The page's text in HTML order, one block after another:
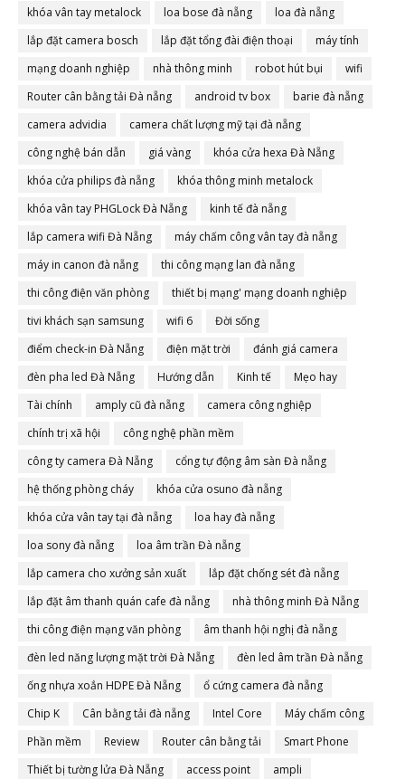
khóa vân tay metalock
loa bose đà nẵng
loa đà nẵng
lắp đặt camera bosch
lắp đặt tổng đài điện thoại
máy tính
mạng doanh nghiệp
nhà thông minh robot hút bụi
wifi
Router cân bằng tải Đà nẵng
android tv box
barie đà nẵng
camera advidia
camera chất lượng mỹ tại đà nẵng
công nghệ bán dẫn
giá vàng
khóa cửa hexa Đà Nẵng
khóa cửa philips đà nẵng
khóa thông minh metalock
khóa vân tay PHGLock Đà Nẵng
kinh tế đà nẵng
lắp camera wifi Đà Nẵng
máy chấm công vân tay đà nẵng
máy in canon đà nẵng
thi công mạng lan đà nẵng
thi công điện văn phòng
thiết bị mạng' mạng doanh nghiệp
tivi khách sạn samsung
wifi 6
Đời sống
điểm check-in Đà Nẵng
điện mặt trời
đánh giá camera
đèn pha led Đà Nẵng
Hướng dẫn Kinh tế
Mẹo hay
Tài chính
amply cũ đà nẵng
camera công nghiệp
chính trị xã hội
công nghệ phần mềm
công ty camera Đà Nẵng
cổng tự động âm sàn Đà nẵng
hệ thống phòng cháy
khóa cửa osuno đà nẵng
khóa cửa vân tay tại đà nẵng
loa hay đà nẵng
loa sony đà nẵng
loa âm trần Đà nẵng
lắp camera cho xưởng sản xuất
lắp đặt chống sét đà nẵng
lắp đặt âm thanh quán cafe đà nẵng
nhà thông minh Đà Nẵng
thi công điện mạng văn phòng
âm thanh hội nghị đà nẵng
đèn led năng lượng mặt trời Đà Nẵng
đèn led âm trần Đà nẵng
ống nhựa xoắn HDPE Đà Nẵng
ổ cứng camera đà nẵng
Chip K
Cân bằng tải đà nẵng Intel Core
Máy chấm công
Phần mềm
Review Router cân bằng tải
Smart Phone
Thiết bị tường lửa Đà Nẵng
access point
ampli